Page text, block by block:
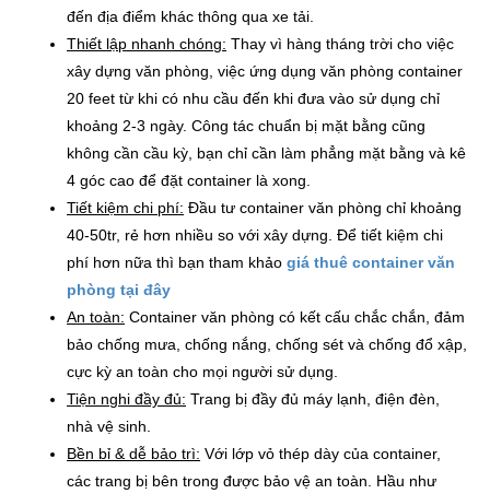
đến địa điểm khác thông qua xe tải.
Thiết lập nhanh chóng: Thay vì hàng tháng trời cho việc
xây dựng văn phòng, việc ứng dụng văn phòng container
20 feet từ khi có nhu cầu đến khi đưa vào sử dụng chỉ
khoảng 2-3 ngày. Công tác chuẩn bị mặt bằng cũng
không cần cầu kỳ, bạn chỉ cần làm phẳng mặt bằng và kê
4 góc cao để đặt container là xong.
Tiết kiệm chi phí: Đầu tư container văn phòng chỉ khoảng
40-50tr, rẻ hơn nhiều so với xây dựng. Để tiết kiệm chi
phí hơn nữa thì bạn tham khảogiá thuê container văn
phòng tại đây
An toàn: Container văn phòng có kết cấu chắc chắn, đảm
bảo chống mưa, chống nắng, chống sét và chống đổ xập,
cực kỳ an toàn cho mọi người sử dụng.
Tiện nghi đầy đủ: Trang bị đầy đủ máy lạnh, điện đèn,
nhà vệ sinh.
Bền bỉ & dễ bảo trì: Với lớp vỏ thép dày của container,
các trang bị bên trong được bảo vệ an toàn. Hầu như